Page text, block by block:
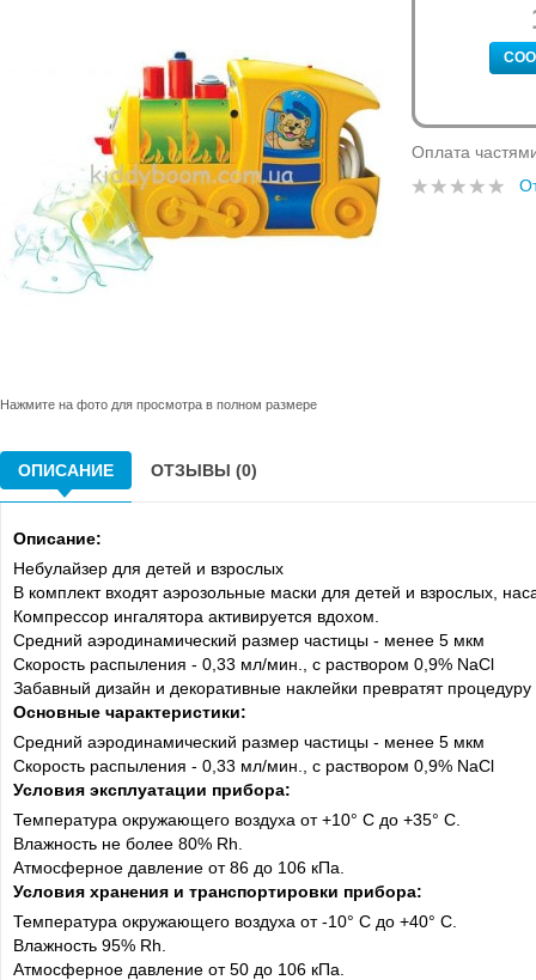
Нажмите на фото для просмотра в полном размере
Оплата
ОПИСАНИЕ ОТЗЫВЫ (0)
Описание:
Небулайзер для детей и взрослых
В комплект входят аэрозольные маски для детей и взрослых,
Компрессор ингалятора активируется вдохом.
Средний аэродинамический размер частицы - менее 5 мкм
Скорость распыления - 0,33 мл/мин., с раствором 0,9% NaCl
Забавный дизайн и декоративные наклейки превратят
Основные чарактеристики:
Средний аэродинамический размер частицы - менее 5 мкм
Скорость распыления - 0,33 мл/мин., с раствором 0,9% NaCl
Условия эксплуатации прибора:
Температура окружающего воздуха от +10° C до +35° C.
Влажность не более 80% Rh.
Атмосферное давление от 86 до 106 кПа.
Условия хранения и транспортировки прибора:
Температура окружающего воздуха от -10° C до +40° C.
Влажность 95% Rh.
Атмосферное давление от 50 до 106 кПа.